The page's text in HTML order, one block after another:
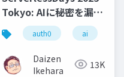
auth0 cloud native
Tokyo: AIに秘密を漏ら
さない！」RAG時代の
アクセス制御：ReBAC
で実現するデータ保護
auth0 ai
Daizen
Ikehara
13K